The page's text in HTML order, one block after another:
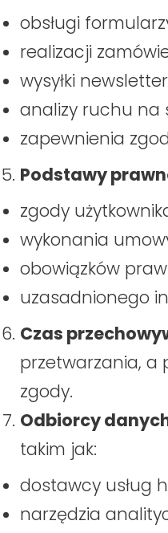
obsługi
realizacji
wysyłki
analizy ruchu na
zapewnienia
Podstawy
zgody
wykonania
obowiązków
uzasadnionego
Czas
przetwarzania, a
zgody.
Odbiorcy
takim jak:
dostawcy usług
narzędzia